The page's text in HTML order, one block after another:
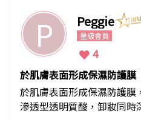
P Peggie
星級會員
4
於肌膚表面形成保濕防護膜
於肌膚表面形成保濕防護
滲透型透明質酸，卸妝同時